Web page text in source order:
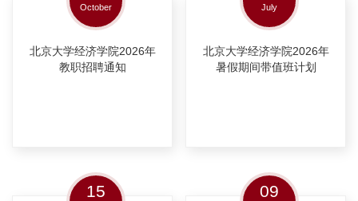
October
北京大学经济学院2026年
教职招聘通知
July
北京大学经济学院2026年
暑假期间带值班计划
15 09